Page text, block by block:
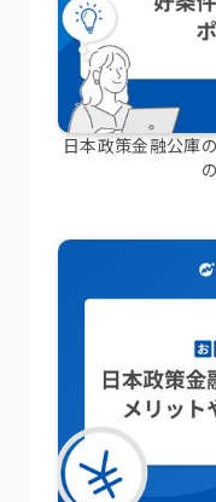
日本政策金融公庫